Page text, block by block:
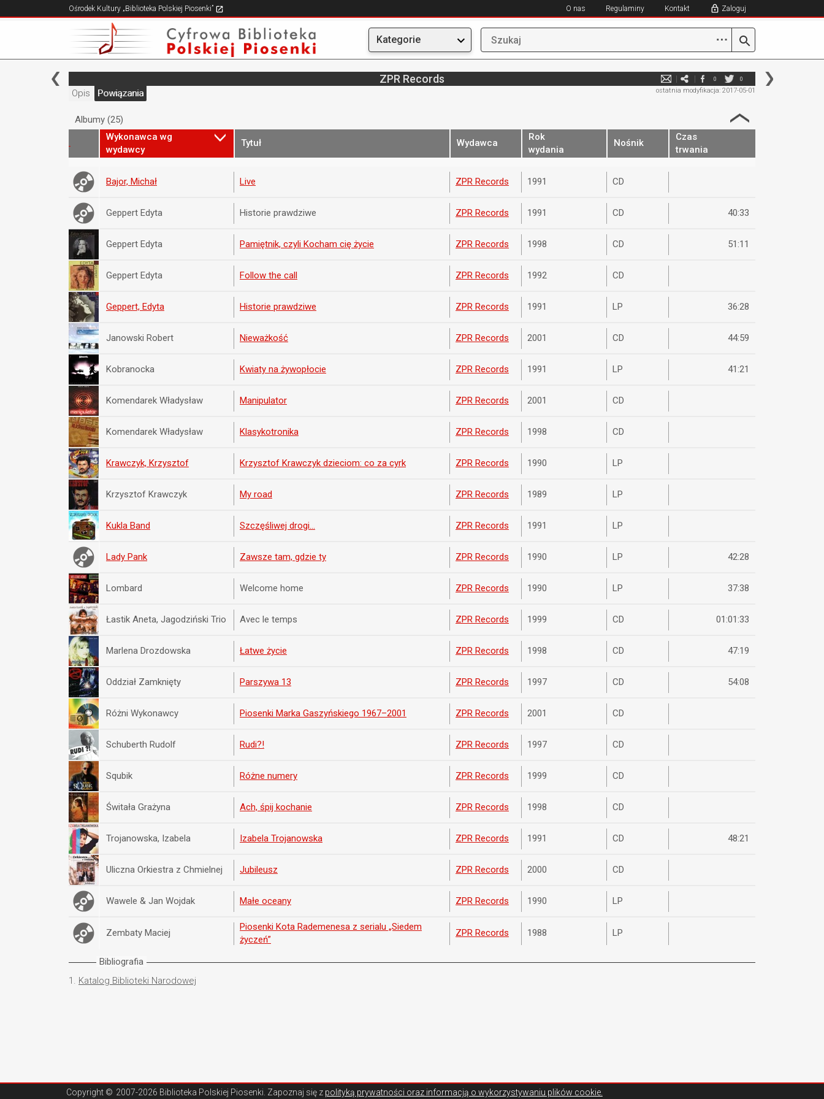
Ośrodek Kultury „Biblioteka Polskiej Piosenki” O nas Regulaminy Kontakt Zaloguj
Kategorie ⋯
ZPR Records 0 0
ostatnia modyfikacja: 2017-05-01
Opis Powiązania
Albumy (25)
Wykonawca wg
wydawcy
Tytuł Wydawca
Rok
wydania
Nośnik
Czas
trwania
Bajor, Michał Live ZPR Records 1991 CD
Geppert Edyta Historie prawdziwe ZPR Records 1991 CD 40:33
Geppert Edyta Pamiętnik, czyli Kocham cię życie ZPR Records 1998 CD 51:11
Geppert Edyta Follow the call ZPR Records 1992 CD
Geppert, Edyta Historie prawdziwe ZPR Records 1991 LP 36:28
Janowski Robert Nieważkość ZPR Records 2001 CD 44:59
Kobranocka Kwiaty na żywopłocie ZPR Records 1991 LP 41:21
Komendarek Władysław Manipulator ZPR Records 2001 CD
Komendarek Władysław Klasykotronika ZPR Records 1998 CD
Krawczyk, Krzysztof Krzysztof Krawczyk dzieciom: co za cyrk ZPR Records 1990 LP
Krzysztof Krawczyk My road ZPR Records 1989 LP
Kukla Band Szczęśliwej drogi... ZPR Records 1991 LP
Lady Pank Zawsze tam, gdzie ty ZPR Records 1990 LP 42:28
Lombard Welcome home ZPR Records 1990 LP 37:38
Łastik Aneta, Jagodziński Trio Avec le temps ZPR Records 1999 CD 01:01:33
Marlena Drozdowska Łatwe życie ZPR Records 1998 CD 47:19
Oddział Zamknięty Parszywa 13 ZPR Records 1997 CD 54:08
Różni Wykonawcy Piosenki Marka Gaszyńskiego 1967–2001 ZPR Records 2001 CD
Schuberth Rudolf Rudi?! ZPR Records 1997 CD
Squbik Różne numery ZPR Records 1999 CD
Świtała Grażyna Ach, śpij kochanie ZPR Records 1998 CD
Trojanowska, Izabela Izabela Trojanowska ZPR Records 1991 CD 48:21
Uliczna Orkiestra z Chmielnej Jubileusz ZPR Records 2000 CD
Wawele & Jan Wojdak Małe oceany ZPR Records 1990 LP
Zembaty Maciej
Piosenki Kota Rademenesa z serialu „Siedem
życzeń”
ZPR Records 1988 LP
Bibliografia
1. Katalog Biblioteki Narodowej
Copyright © 2007-2026 Biblioteka Polskiej Piosenki . Zapoznaj się z polityką prywatności oraz informacją o wykorzystywaniu plików cookie.